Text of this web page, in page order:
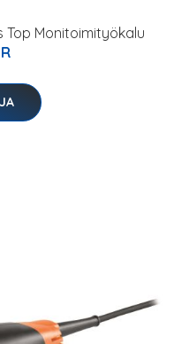
Top Monitoimityökalu